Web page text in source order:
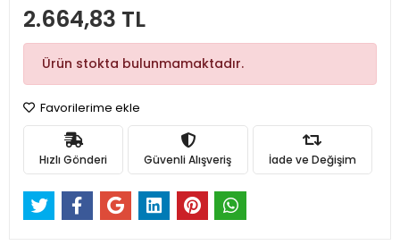
2.664,83 TL
Ürün stokta bulunmamaktadır.
Favorilerime ekle
Hızlı Gönderi Güvenli Alışveriş İade ve Değişim